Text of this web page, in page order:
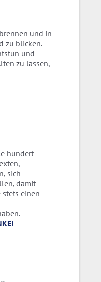
und in
zu blicken.
und
zu lassen,
hundert
sich
damit
stets einen